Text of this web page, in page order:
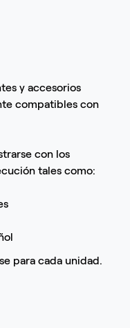
y accesorios
compatibles con
con los
tales como:
para cada unidad.